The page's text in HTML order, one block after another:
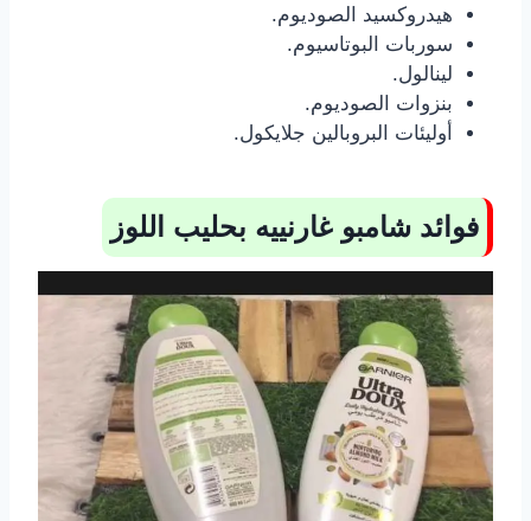
هيدروكسيد الصوديوم.
سوربات البوتاسيوم.
لينالول.
بنزوات الصوديوم.
أوليئات البروبالين جلايكول.
فوائد شامبو غارنييه بحليب اللوز